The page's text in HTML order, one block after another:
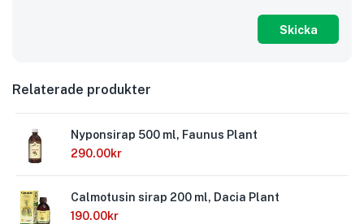
Relaterade produkter
Nyponsirap 500 ml, Faunus Plant
290.00kr
Calmotusin sirap 200 ml, Dacia Plant
190.00kr